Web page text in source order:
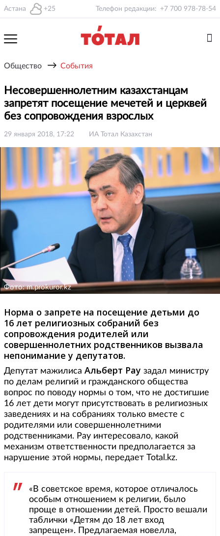
Астана +25 Телефон редакции: +7 700 978-78-54
Общество → События
Несовершеннолетним казахстанцам
запретят посещение мечетей и церквей
без сопровождения взрослых
29 января 2018, 17:22 ИА Тотал Казахстан
Фото: m.prokuror.kz
Норма о запрете на посещение детьми до
16 лет религиозных собраний без
сопровождения родителей или
совершеннолетних родственников вызвала
непонимание у депутатов.
Депутат мажилиса Альберт Рау задал министру
по делам религий и гражданского общества
вопрос по поводу нормы о том, что не достигшие
16 лет дети могут присутствовать в религиозных
заведениях и на собраниях только вместе с
родителями или совершеннолетними
родственниками. Рау интересовало, какой
механизм ответственности предполагается за
нарушение этой нормы, передает Total.kz.
«В советское время, которое отличалось
особым отношением к религии, было
проще в отношении детей. Просто вешали
таблички «Детям до 18 лет вход
запрещен». Предлагаемая новелла,